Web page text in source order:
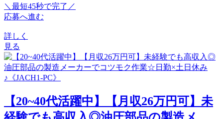
＼最短45秒で完了／
応募へ進む
詳しく
見る
【20~40代活躍中】【月収26万円可】未